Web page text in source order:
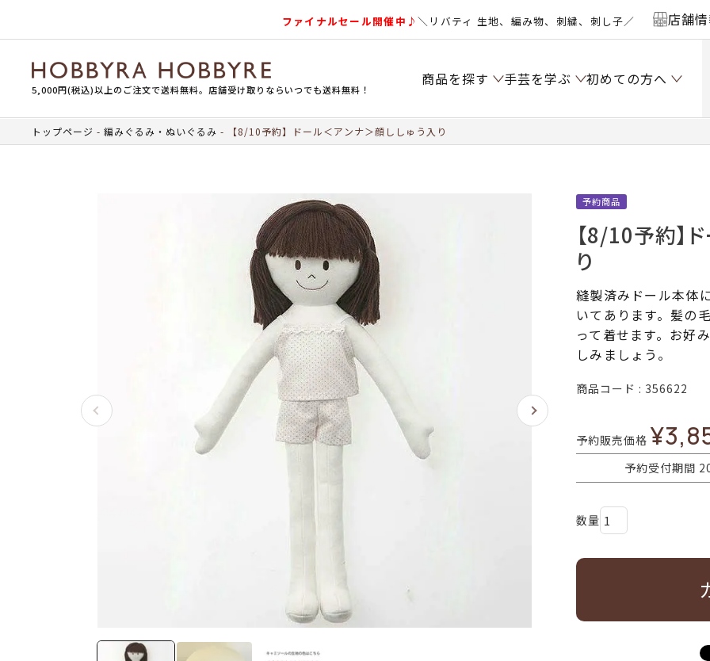
ファイナルセール開催中♪＼リバティ 生地、編み物、刺繍、刺し子／ 店舗
5,000円(税込)以上のご注文で送料無料。店舗受け取りならいつでも送料無料！
商品を探す 手芸を学ぶ 初めての方へ
トップページ 編みぐるみ・ぬいぐるみ 【8/10予約】ドール＜アンナ＞顔ししゅう入り
予約商品
【8/10予約】
り
縫製済みドール本体
いてあります。髪の
って着せます。お好
しみましょう。
商品コード 356622
予約販売価格 ¥
予約受付期間